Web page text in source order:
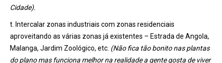
Cidade).
t. Intercalar zonas industriais com zonas residenciais
aproveitando as várias zonas já existentes – Estrada de Angola,
Malanga, Jardim Zoológico, etc. (Não fica tão bonito nas plantas
do plano mas funciona melhor na realidade a gente gosta de viver